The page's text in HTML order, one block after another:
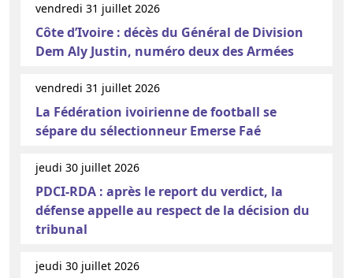
vendredi 31 juillet 2026
Côte d’Ivoire : décès du Général de Division
Dem Aly Justin, numéro deux des Armées
vendredi 31 juillet 2026
La Fédération ivoirienne de football se
sépare du sélectionneur Emerse Faé
jeudi 30 juillet 2026
PDCI-RDA : après le report du verdict, la
défense appelle au respect de la décision du
tribunal
jeudi 30 juillet 2026